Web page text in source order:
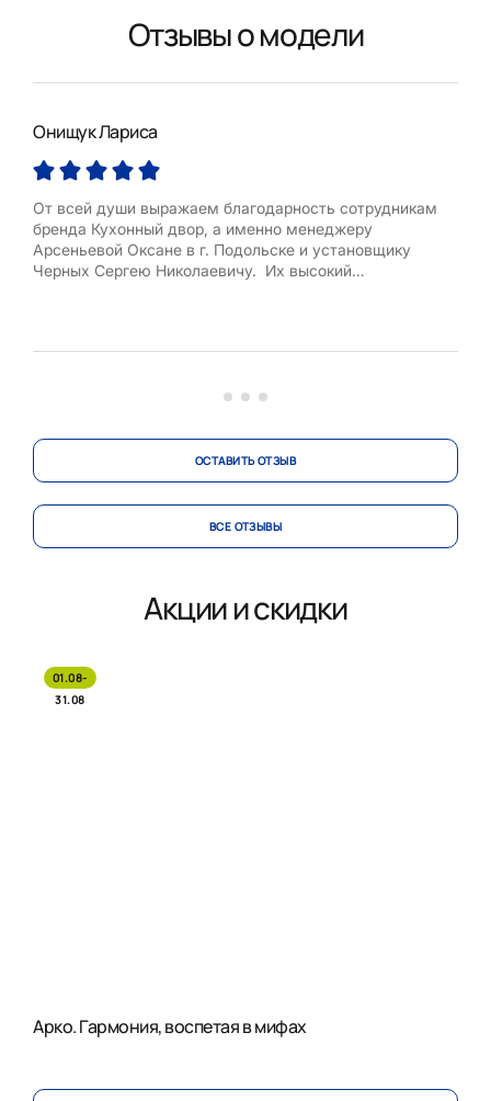
Отзывы о модели
Онищук Лариса
От всей души выражаем благодарность сотрудникам
бренда Кухонный двор, а именно менеджеру
Арсеньевой Оксане в г. Подольске и установщику
Черных Сергею Николаевичу. Их высокий
всей нашей семьи. Благодаря творческому...
ОСТАВИТЬ ОТЗЫВ
ВСЕ ОТЗЫВЫ
Акции и скидки
01.08-
31.08
Арко. Гармония, воспетая в мифах